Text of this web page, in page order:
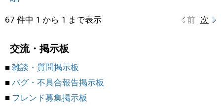
67 件中 1 から 1 まで表示 前 次
交流・掲示板
■雑談・質問掲示板
■バグ・不具合報告掲示板
■ フレンド募集掲示板